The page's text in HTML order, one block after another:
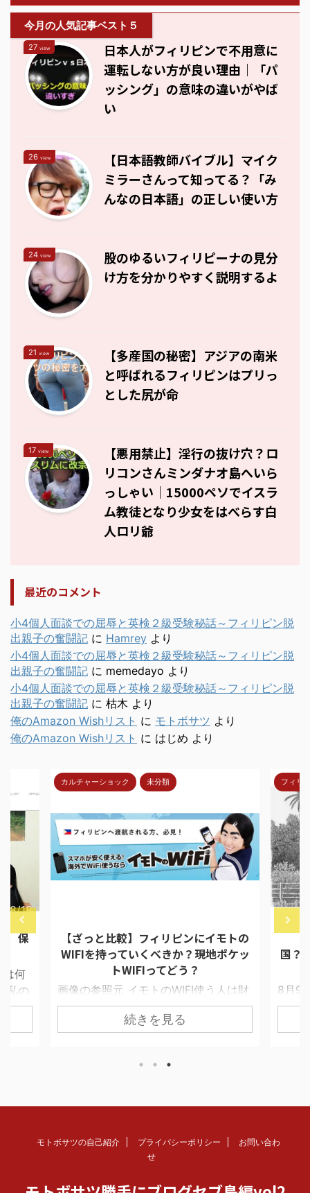
今月の人気記事ベスト５
27 view
日本人がフィリピンで不用意に
運転しない方が良い理由｜「パ
ッシング」の意味の違いがやば
い
26 view
【日本語教師バイブル】マイク
ミラーさんって知ってる？「み
んなの日本語」の正しい使い方
24 view
股のゆるいフィリピーナの見分
け方を分かりやすく説明するよ
21 view
【多産国の秘密】アジアの南米
と呼ばれるフィリピンはプリっ
とした尻が命
17 view
【悪用禁止】淫行の抜け穴？ロ
リコンさんミンダナオ島へいら
っしゃい｜15000ペソでイスラ
ム教徒となり少女をはべらす白
人ロリ爺
最近のコメント
小4個人面談での屈辱と英検２級受験秘話～フィリピン脱
出親子の奮闘記 に Hamrey より
小4個人面談での屈辱と英検２級受験秘話～フィリピン脱
出親子の奮闘記 に memedayo より
小4個人面談での屈辱と英検２級受験秘話～フィリピン脱
出親子の奮闘記 に 枯木 より
俺のAmazon Wishリスト に モトボサツ より
俺のAmazon Wishリスト に はじめ より
8/18
保
は何
私の
ド選
ボア
して
カルチャーショック 未分類
【ざっと比較】フィリピンにイモトの
WIFIを持っていくべきか？現地ポケッ
トWIFIってどう？
画像の参照元 イモトのWIFI使う人は財
布に余裕がある セブで留学生と接触す
ると必ず聞くことにしている質問があ
あるが、結構な割合で持ってきてい
スポットトがあり、フランチャイズコ
ーヒーショップでやっている2時間限定
本人は仕事がらみで緊急連絡が入った
続きを見る
フィリ
【
国？
8月9
ムが
TPO
く】
ドを
モトボサツの自己紹介 プライバシーポリシー
お問い合わ
せ